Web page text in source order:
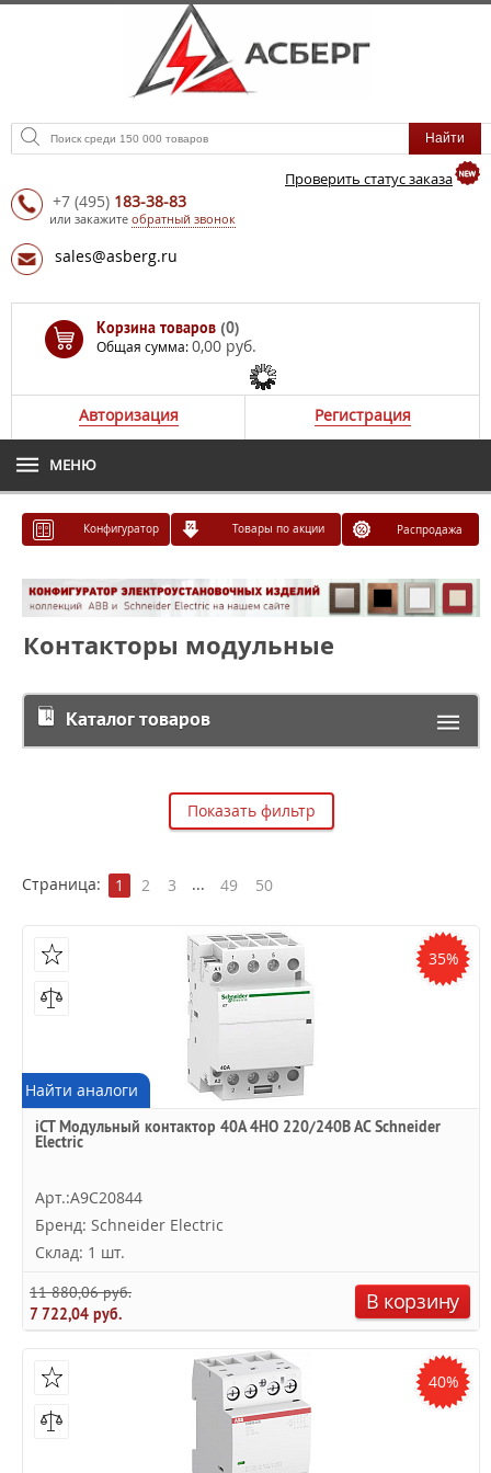
Проверить статус заказа
+7 (495) 183-38-83
или закажите обратный звонок
sales@asberg.ru
Корзина товаров (0)
Общая сумма:0,00 руб.
Авторизация Регистрация
МЕНЮ
Конфигуратор Товары по акции Распродажа
Контакторы модульные
Каталог товаров
Показать фильтр
Страница: 1 2 3 ... 49 50
35%
Найти аналоги
iCT Модульный контактор 40A 4НО 220/240В АС Schneider
Electric
Арт.:A9C20844
Бренд: Schneider Electric
Склад: 1 шт.
11 880,06 руб.
7 722,04 руб.
В корзину
40%